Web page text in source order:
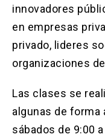
innovadores
en empresas
privado, lideres
organizaciones
Las clases se
algunas de forma
sábados de 9:00